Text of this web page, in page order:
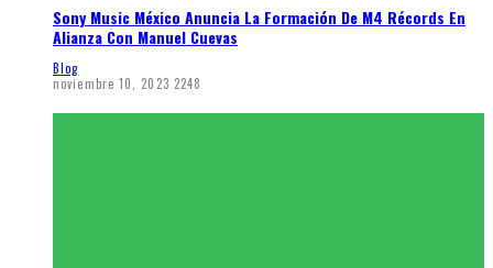
Sony Music México Anuncia La Formación De M4 Récords En
Alianza Con Manuel Cuevas
Blog
noviembre 10, 2023 2248